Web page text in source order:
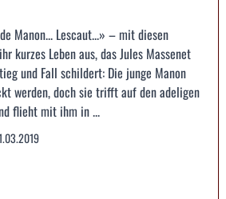
Manon... Lescaut...» – mit diesen
kurzes Leben aus, das Jules Massenet
und Fall schildert: Die junge Manon
werden, doch sie trifft auf den adeligen
flieht mit ihm in ...